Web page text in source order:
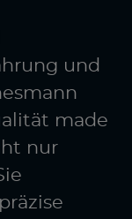
und
made
nur